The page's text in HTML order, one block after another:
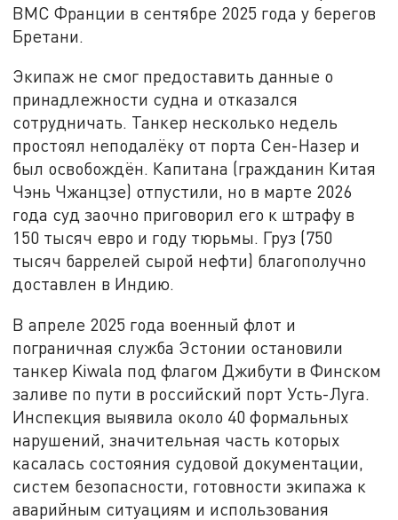
ВМС Франции в сентябре 2025 года у берегов
Бретани.
Экипаж не смог предоставить данные о
принадлежности судна и отказался
сотрудничать. Танкер несколько недель
простоял неподалёку от порта Сен-Назер и
был освобождён. Капитана (гражданин Китая
Чэнь Чжанцзе) отпустили, но в марте 2026
года суд заочно приговорил его к штрафу в
150 тысяч евро и году тюрьмы. Груз (750
тысяч баррелей сырой нефти) благополучно
доставлен в Индию.
В апреле 2025 года военный флот и
пограничная служба Эстонии остановили
танкер Kiwala под флагом Джибути в Финском
заливе по пути в российский порт Усть-Луга.
Инспекция выявила около 40 формальных
нарушений, значительная часть которых
касалась состояния судовой документации,
систем безопасности, готовности экипажа к
аварийным ситуациям и использования